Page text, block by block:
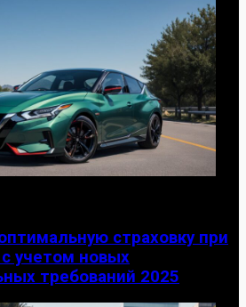
страховку при
с учетом новых
требований 2025